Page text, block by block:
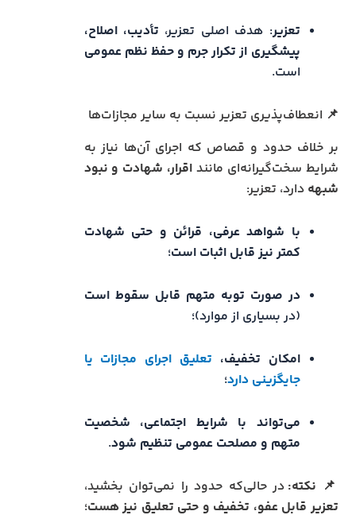
تعزیر: هدف اصلی تعزیر، تأدیب، اصلاح،
پیشگیری از تکرار جرم و حفظ نظم عمومی
است.
📌 انعطاف‌پذیری تعزیر نسبت به سایر مجازات‌ها
بر خلاف حدود و قصاص که اجرای آن‌ها نیاز به
شرایط سخت‌گیرانه‌ای مانند اقرار، شهادت و نبود
شبهه دارد، تعزیر:
با شواهد عرفی، قرائن و حتی شهادت
کمتر نیز قابل اثبات است؛
در صورت توبه متهم قابل سقوط است
(در بسیاری از موارد)؛
امکان تخفیف، تعلیق اجرای مجازات یا
جایگزینی دارد؛
می‌تواند با شرایط اجتماعی، شخصیت
متهم و مصلحت عمومی تنظیم شود.
📌 نکته: در حالی‌که حدود را نمی‌توان بخشید،
تعزیر قابل عفو، تخفیف و حتی تعلیق نیز هست؛